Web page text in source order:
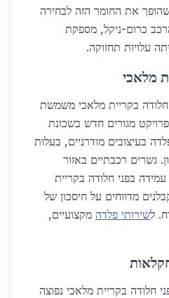
את החומר הזה לבחירה
כרום-ניקל, מספקת
עלויות תחזוקה.
מלאכי
חלודה בקריית מלאכי משמשת
פרויקט מגורים חדש בשכונת
בעיצובים מודרניים, בעלות
לטון. גשרים רכבתיים באזור
בפני חלודה בקריית
מדווחים על חיסכון של
שירותי פלדה מקצועיים,
חלודה בקריית מלאכי נפוצה